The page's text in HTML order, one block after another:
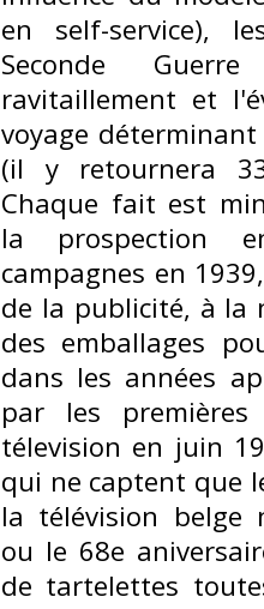
en self-service),
Seconde
ravitaillement et
voyage
(il y retournera
Chaque fait est
la prospection
campagnes en
de la publicité, à la
des emballages
dans les années
par les
télevision en juin
qui ne captent que
la télévision belge
ou le 68e
de tartelettes